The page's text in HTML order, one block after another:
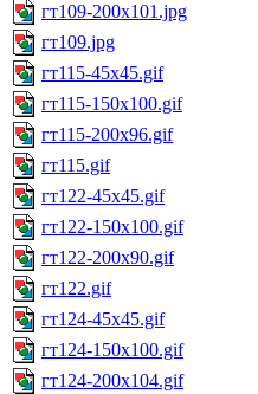
гт109-200x101.jpg
гт109.jpg
гт115-45x45.gif
гт115-150x100.gif
гт115-200x96.gif
гт115.gif
гт122-45x45.gif
гт122-150x100.gif
гт122-200x90.gif
гт122.gif
гт124-45x45.gif
гт124-150x100.gif
гт124-200x104.gif